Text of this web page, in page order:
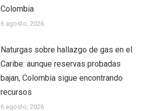
Colombia
6 agosto, 2026
Naturgas sobre hallazgo de gas en el
Caribe: aunque reservas probadas
bajan, Colombia sigue encontrando
recursos
6 agosto, 2026